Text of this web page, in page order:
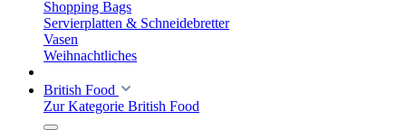
Shopping Bags
Servierplatten & Schneidebretter
Vasen
Weihnachtliches
British Food
Zur Kategorie British Food